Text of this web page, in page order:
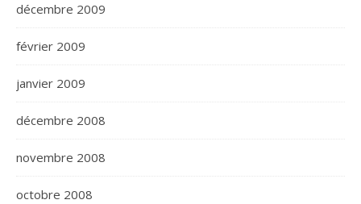
décembre 2009
février 2009
janvier 2009
décembre 2008
novembre 2008
octobre 2008